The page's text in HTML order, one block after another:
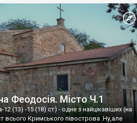
Феодосія. Місто Ч.1
(13) -15 (18) ст) - одне з найцікавіших (на
всього Кримського півострова .Ну,але